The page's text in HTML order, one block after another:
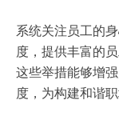
系统关注员工的
度，提供丰富的
这些举措能够增
度，为构建和谐